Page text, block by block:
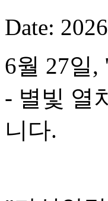
Date:
6월 27일
- 별빛 열
니다.